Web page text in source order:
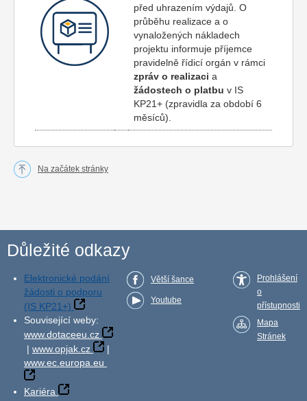
před uhrazením výdajů. O
průběhu realizace a o
vynaložených nákladech
projektu informuje příjemce
pravidelně řídicí orgán v rámci
zpráv o realizaci a
žádostech o platbu v IS
KP21+ (zpravidla za období 6
měsíců).
Na začátek stránky
Důležité odkazy
Elektronické podání
žádosti o podporu
(IS KP21+)
Související weby:
www.dotaceeu.cz
| www.opjak.cz
|
www.ec.europa.eu
Kariéra
Větší šance
Youtube
Prohlášení
o
přístupnosti
Mapa
Stránek